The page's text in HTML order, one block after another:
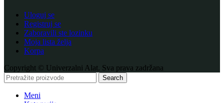
Uloguj se
Registruj se
Zaboravili ste lozinku
Moja lista želja
Korpa
Copyright © Univerzalni Alat. Sva prava zadržana
Search
Meni